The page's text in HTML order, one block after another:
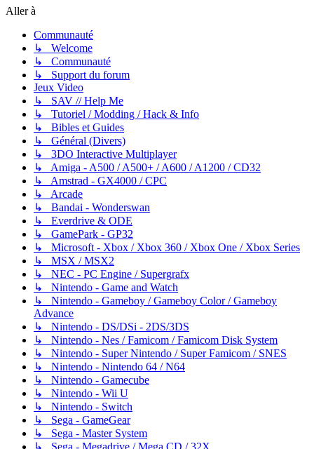
Aller à
Communauté
↳ Welcome
↳ Communauté
↳ Support du forum
Jeux Video
↳ SAV // Help Me
↳ Tutoriel / Modding / Hack & Info
↳ Bibles et Guides
↳ Général (Divers)
↳ 3DO Interactive Multiplayer
↳ Amiga - A500 / A500+ / A600 / A1200 / CD32
↳ Amstrad - GX4000 / CPC
↳ Arcade
↳ Bandai - Wonderswan
↳ Everdrive & ODE
↳ GamePark - GP32
↳ Microsoft - Xbox / Xbox 360 / Xbox One / Xbox Series
↳ MSX / MSX2
↳ NEC - PC Engine / Supergrafx
↳ Nintendo - Game and Watch
↳ Nintendo - Gameboy / Gameboy Color / Gameboy
Advance
↳ Nintendo - DS/DSi - 2DS/3DS
↳ Nintendo - Nes / Famicom / Famicom Disk System
↳ Nintendo - Super Nintendo / Super Famicom / SNES
↳ Nintendo - Nintendo 64 / N64
↳ Nintendo - Gamecube
↳ Nintendo - Wii U
↳ Nintendo - Switch
↳ Sega - GameGear
↳ Sega - Master System